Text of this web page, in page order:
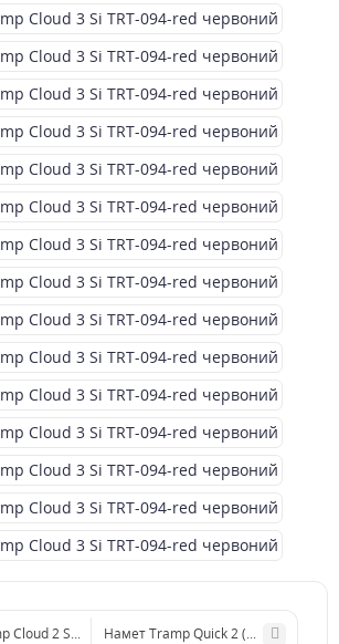
Cloud 2 Si TRT-092-red червоний
Намет Tramp Quick 2 (v2), TRT-096